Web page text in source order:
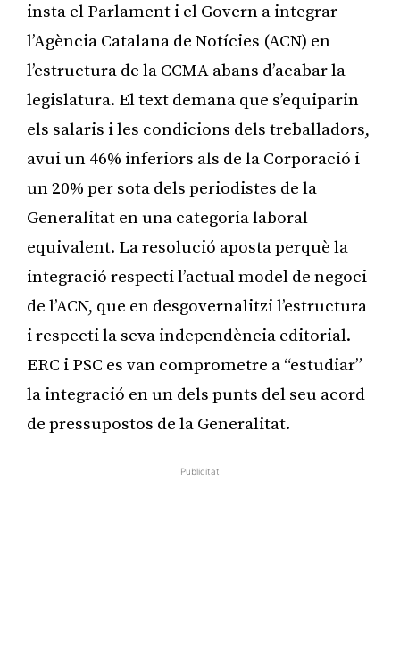
insta el Parlament i el Govern a integrar
l’Agència Catalana de Notícies (ACN) en
l’estructura de la CCMA abans d’acabar la
legislatura. El text demana que s’equiparin
els salaris i les condicions dels treballadors,
avui un 46% inferiors als de la Corporació i
un 20% per sota dels periodistes de la
Generalitat en una categoria laboral
equivalent. La resolució aposta perquè la
integració respecti l’actual model de negoci
de l’ACN, que en desgovernalitzi l’estructura
i respecti la seva independència editorial.
ERC i PSC es van comprometre a “estudiar”
la integració en un dels punts del seu acord
de pressupostos de la Generalitat.
Publicitat